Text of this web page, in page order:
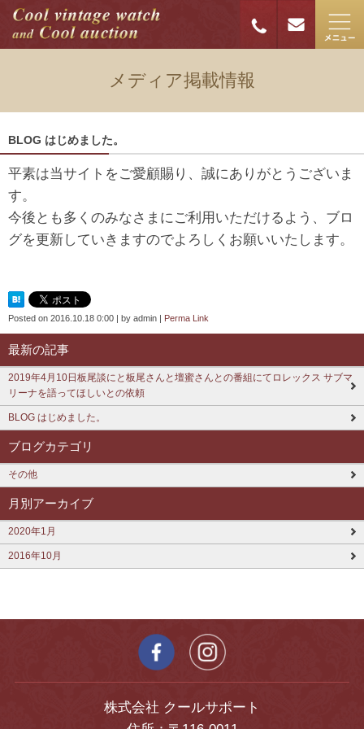
メディア掲載情報
BLOG はじめました。
平素は当サイトをご愛顧賜り、誠にありがとうございま
す。
今後とも多くのみなさまにご利用いただけるよう、ブロ
グを更新していきますのでよろしくお願いいたします。
Posted on 2016.10.18 0:00 | by admin | Perma Link
最新の記事
2019年4月10日板尾談にと板尾さんと壇蜜さんとの番組にてロレックス サブマ
リーナを語ってほしいとの依頼
BLOG はじめました。
ブログカテゴリ
その他
月別アーカイブ
2020年1月
2016年10月
株式会社 クールサポート